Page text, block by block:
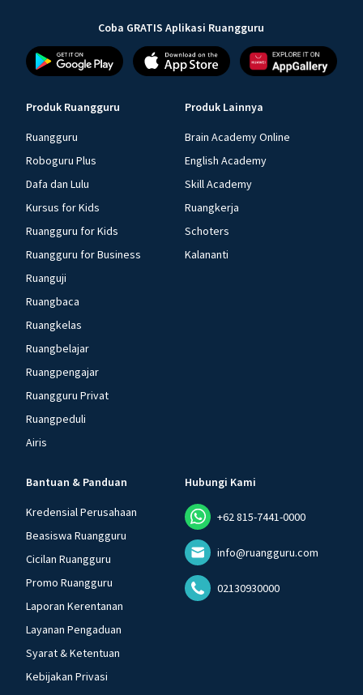
Coba GRATIS Aplikasi Ruangguru
Produk Ruangguru
Ruangguru
Roboguru Plus
Dafa dan Lulu
Kursus for Kids
Ruangguru for Kids
Ruangguru for Business
Ruanguji
Ruangbaca
Ruangkelas
Ruangbelajar
Ruangpengajar
Ruangguru Privat
Ruangpeduli
Airis
Produk Lainnya
Brain Academy Online
English Academy
Skill Academy
Ruangkerja
Schoters
Kalananti
Bantuan & Panduan
Kredensial Perusahaan
Beasiswa Ruangguru
Cicilan Ruangguru
Promo Ruangguru
Laporan Kerentanan
Layanan Pengaduan
Syarat & Ketentuan
Kebijakan Privasi
Hubungi Kami
+62 815-7441-0000
info@ruangguru.com
02130930000